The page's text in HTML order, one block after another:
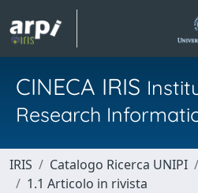
CINECA IRIS
Research
IRIS Catalogo Ricerca UNIPI
1.1 Articolo in rivista